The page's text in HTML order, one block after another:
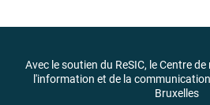
Avec le soutien du ReSIC, le Centre
l'information et de la
Bruxelles